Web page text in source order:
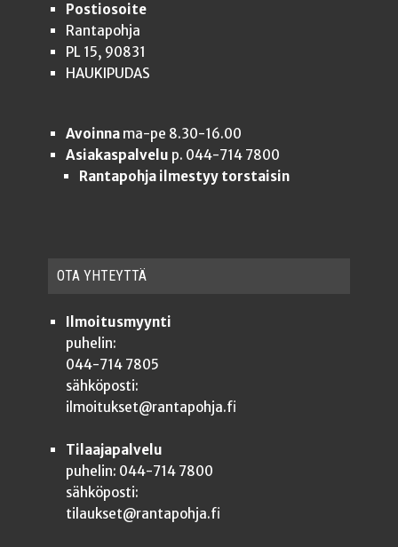
Postiosoite
Rantapohja
PL 15, 90831
HAUKIPUDAS
Avoinnama-pe 8.30-16.00
Asiakaspalvelu p. 044-714 7800
Rantapohja ilmestyy torstaisin
OTA YHTEYT­TÄ
Ilmoitusmyynti
puhelin:
044-714 7805
sähköposti:
ilmoitukset@rantapohja.fi
Tilaajapalvelu
puhelin: 044-714 7800
sähköposti:
tilaukset@rantapohja.fi